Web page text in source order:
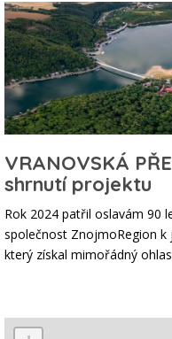
VRANOVSKÁ
shrnutí projektu
Rok 2024 patřil oslavám 90
společnost ZnojmoRegion k
který získal mimořádný